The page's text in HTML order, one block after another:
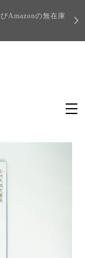
Amazonの無在庫